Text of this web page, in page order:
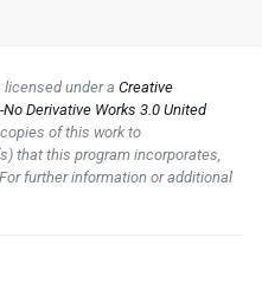
under a Creative
Derivative Works 3.0 United
of this work to
that this program incorporates,
further information or additional